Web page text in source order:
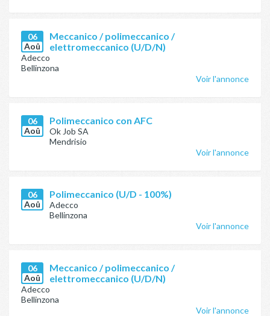
06
Aoû
Meccanico / polimeccanico /
elettromeccanico (U/D/N)
Adecco
Bellinzona
Voir l'annonce
06
Aoû
Polimeccanico con AFC
Ok Job SA
Mendrisio
Voir l'annonce
06
Aoû
Polimeccanico (U/D - 100%)
Adecco
Bellinzona
Voir l'annonce
06
Aoû
Meccanico / polimeccanico /
elettromeccanico (U/D/N)
Adecco
Bellinzona
Voir l'annonce